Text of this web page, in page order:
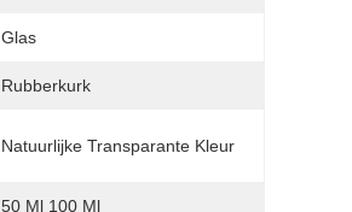
Glas
Rubberkurk
Natuurlijke Transparante Kleur
50 Ml 100 Ml